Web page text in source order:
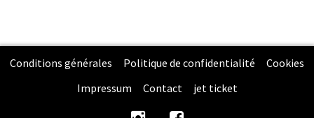
Conditions générales Politique de confidentialité
Cookies
Impressum
Contact jet ticket